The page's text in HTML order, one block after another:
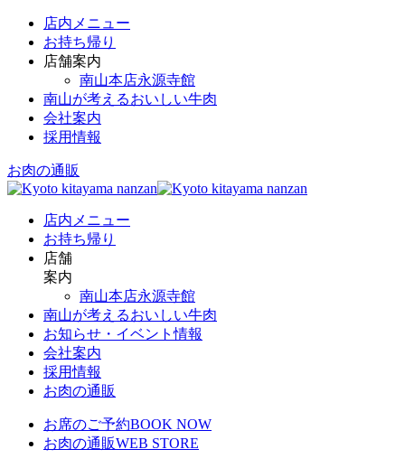
店内メニュー
お持ち帰り
店舗案内
南山本店永源寺館
南山が考えるおいしい牛肉
会社案内
採用情報
お肉の通販
店内メニュー
お持ち帰り
店舗
案内
南山本店永源寺館
南山が考えるおいしい牛肉
お知らせ・イベント情報
会社案内
採用情報
お肉の通販
お席のご予約BOOK NOW
お肉の通販WEB STORE